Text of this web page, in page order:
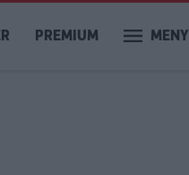
PREMIUM MENY